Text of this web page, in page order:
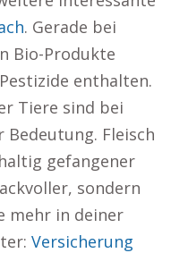
. Gerade bei
Bio-Produkte
enthalten.
Tiere sind bei
Bedeutung. Fleisch
gefangener
sondern
mehr in deiner
Versicherung